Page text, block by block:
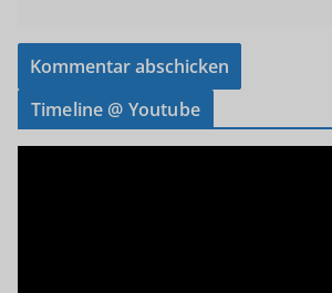
Timeline @ Youtube